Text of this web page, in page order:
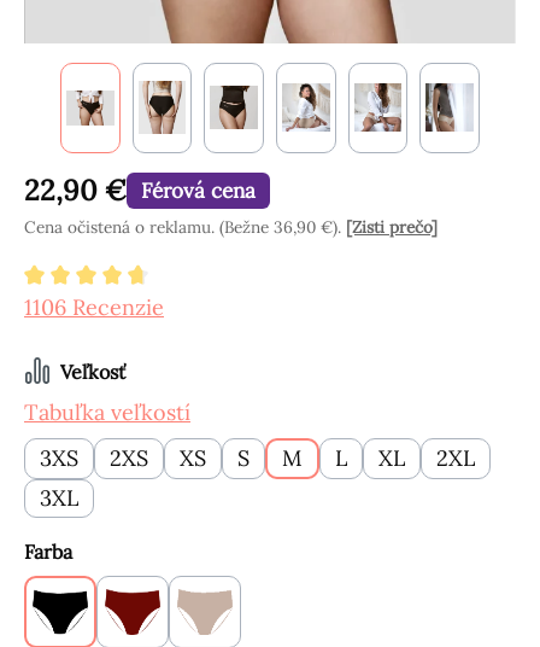
22,90 € Férová cena
Cena očistená o reklamu. (Bežne 36,90 €). [Zisti prečo]
Priemerné hodnotenie 4.8 z 5 hviezdičiek
1106 Recenzie
Vyberte
Veľkosť
Tabuľka veľkostí
3XS
2XS XS S M L XL
2XL
3XL
Vyberte
Farba
Čierne BordovéBéžové